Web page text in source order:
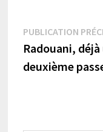
Navigation
de
l’article
PUBLICATION
Radouani, déjà
deuxième